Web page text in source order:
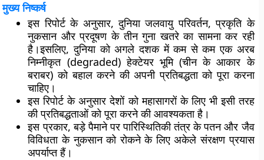
मुख्य निष्कर्ष
इस रिपोर्ट के अनुसार, दुनिया जलवायु परिवर्तन, प्रकृति के
नुकसान और प्रदूषण के तीन गुना खतरे का सामना कर रही
है।इसलिए, दुनिया को अगले दशक में कम से कम एक अरब
निम्नीकृत (degraded) हेक्टेयर भूमि (चीन के आकार के
बराबर) को बहाल करने की अपनी प्रतिबद्धता को पूरा करना
चाहिए।
इस रिपोर्ट के अनुसार देशों को महासागरों के लिए भी इसी तरह
की प्रतिबद्धताओं को पूरा करने की आवश्यकता है।
इस प्रकार, बड़े पैमाने पर पारिस्थितिकी तंत्र के पतन और जैव
विविधता के नुकसान को रोकने के लिए अकेले संरक्षण प्रयास
अपर्याप्त हैं।